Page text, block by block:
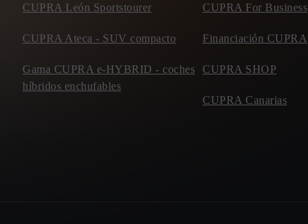
CUPRA León Sportstourer
CUPRA Ateca - SUV compacto
Gama CUPRA e-HYBRID - coches
híbridos enchufables
CUPRA For Business
Financiación CUPRA
CUPRA SHOP
CUPRA Canarias